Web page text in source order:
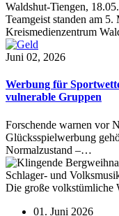
Waldshut-Tiengen,
Teamgeist standen am
Kreismedienzentrum
Juni 02, 2026
Werbung für
vulnerable Gruppen
Forschende warnen vor
Glücksspielwerbung
Normalzustand –…
Die große volkstümliche
01. Juni 2026